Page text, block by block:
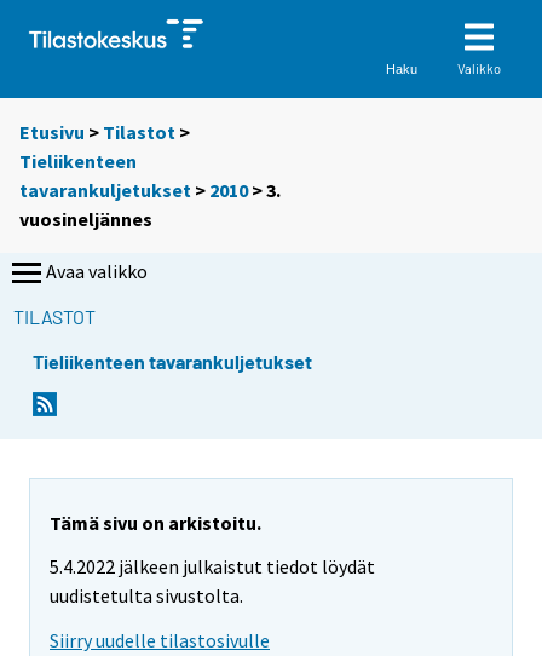
Haku Valikko
Etusivu > Tilastot >
Tieliikenteen
tavarankuljetukset > 2010>3.
vuosineljännes
Avaa valikko
TILASTOT
Tieliikenteen tavarankuljetukset
Tämä sivu on arkistoitu.
5.4.2022 jälkeen julkaistut tiedot löydät
uudistetulta sivustolta.
Siirry uudelle tilastosivulle